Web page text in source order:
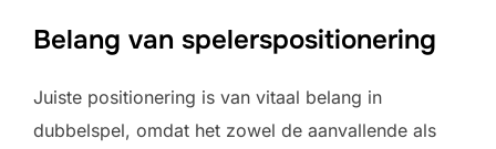
Belang van spelerspositionering
Juiste positionering is van vitaal belang in
dubbelspel, omdat het zowel de aanvallende als